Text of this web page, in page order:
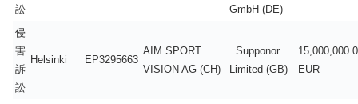
訟
GmbH (DE)
侵
害
訴
訟
Helsinki EP3295663
AIM SPORT
VISION AG (CH)
Supponor
Limited (GB)
EUR